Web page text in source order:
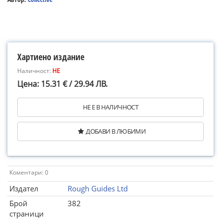
Хартиено издание
Наличност: НЕ
Цена: 15.31 € / 29.94 ЛВ.
НЕ Е В НАЛИЧНОСТ
ДОБАВИ В ЛЮБИМИ
Коментари: 0
Издател
Rough Guides Ltd
Брой
страници
382